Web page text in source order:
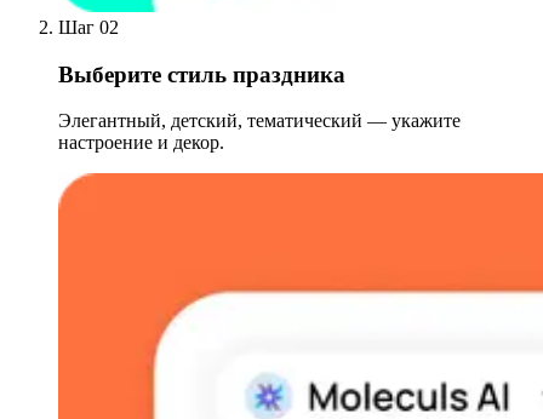
Шаг 02
Выберите стиль праздника
Элегантный, детский, тематический — укажите
настроение и декор.